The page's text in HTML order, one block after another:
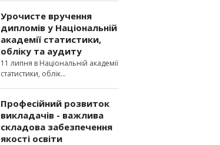
Урочисте вручення
дипломів у Національній
академії статистики,
обліку та аудиту
11 липня в Національній академії
статистики, облік
Професійний розвиток
викладачів - важлива
складова забезпечення
якості освіти